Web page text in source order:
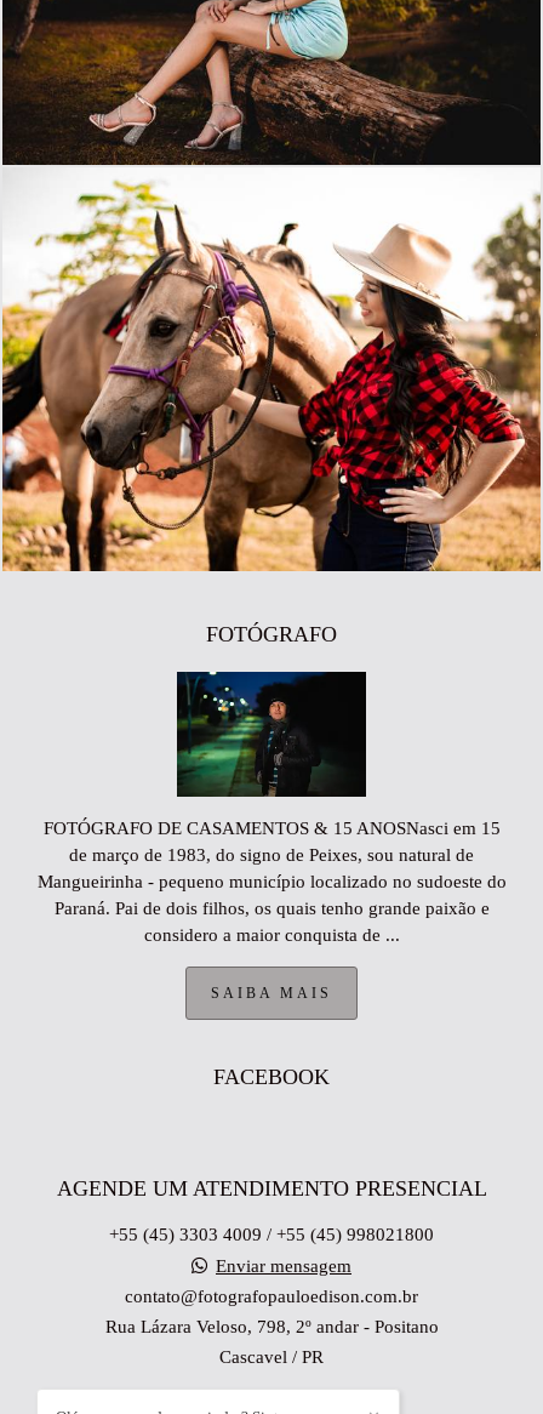
900 74
794 30
FOTÓGRAFO
FOTÓGRAFO DE CASAMENTOS & 15 ANOSNasci em 15
de março de 1983, do signo de Peixes, sou natural de
Mangueirinha - pequeno município localizado no sudoeste do
Paraná. Pai de dois filhos, os quais tenho grande paixão e
considero a maior conquista de ...
SAIBA MAIS
FACEBOOK
AGENDE UM ATENDIMENTO PRESENCIAL
+55 (45) 3303 4009 / +55 (45) 998021800
Enviar mensagem
contato@fotografopauloedison.com.br
Rua Lázara Veloso, 798, 2º andar - Positano
Cascavel / PR